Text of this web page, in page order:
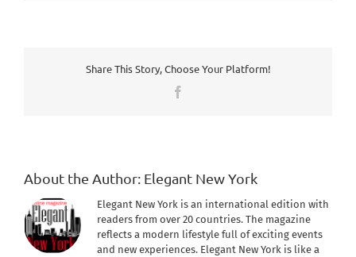
Share This Story, Choose Your Platform!
About the Author: Elegant New York
Elegant New York is an international edition with
readers from over 20 countries. The magazine
reflects a modern lifestyle full of exciting events
and new experiences. Elegant New York is like a